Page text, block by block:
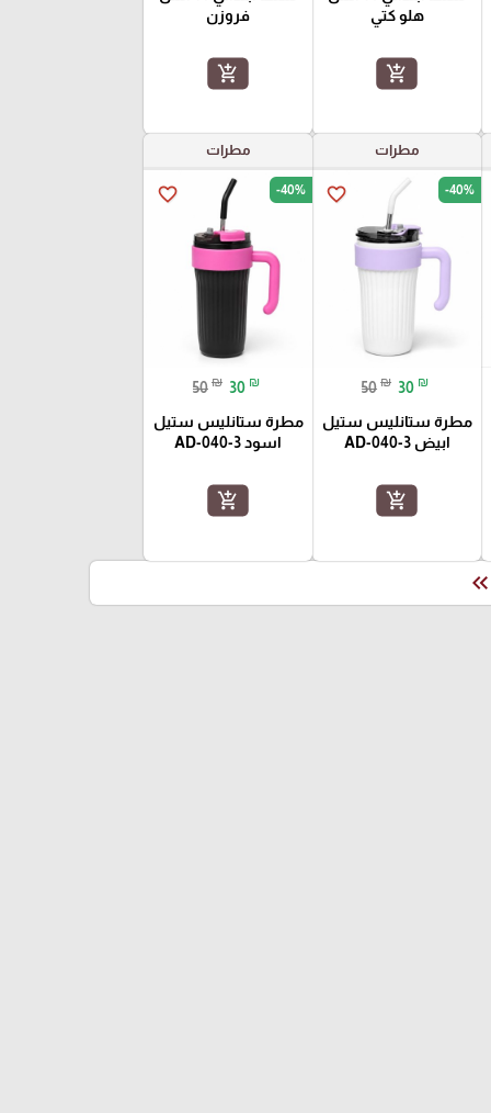
هلو كتي
add_shopping_cart
فروزن
add_shopping_cart
مطرات
favorite_border -40%
50 ₪ 30 ₪
مطرة ستانليس ستيل
ابيض AD-040-3
add_shopping_cart
مطرات
favorite_border -40%
50 ₪ 30 ₪
مطرة ستانليس ستيل
اسود AD-040-3
add_shopping_cart
keyboard_double_arrow_left